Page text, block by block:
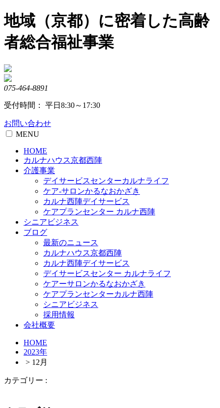
Skip
to
content
地域（京都）に密着した高齢
者総合福祉事業
075-464-8891
受付時間： 平日8:30～17:30
お問い合わせ
MENU
HOME
カルナハウス京都西陣
介護事業
デイサービスセンターカルナライフ
ケア-サロンかるなおかざき
カルナ西陣デイサービス
ケアプランセンター カルナ西陣
シニアビジネス
ブログ
最新のニュース
カルナハウス京都西陣
カルナ西陣デイサービス
デイサービスセンター カルナライフ
ケアーサロンかるなおかざき
ケアプランセンターカルナ西陣
シニアビジネス
採用情報
会社概要
HOME
2023年
> 12月
カテゴリー :